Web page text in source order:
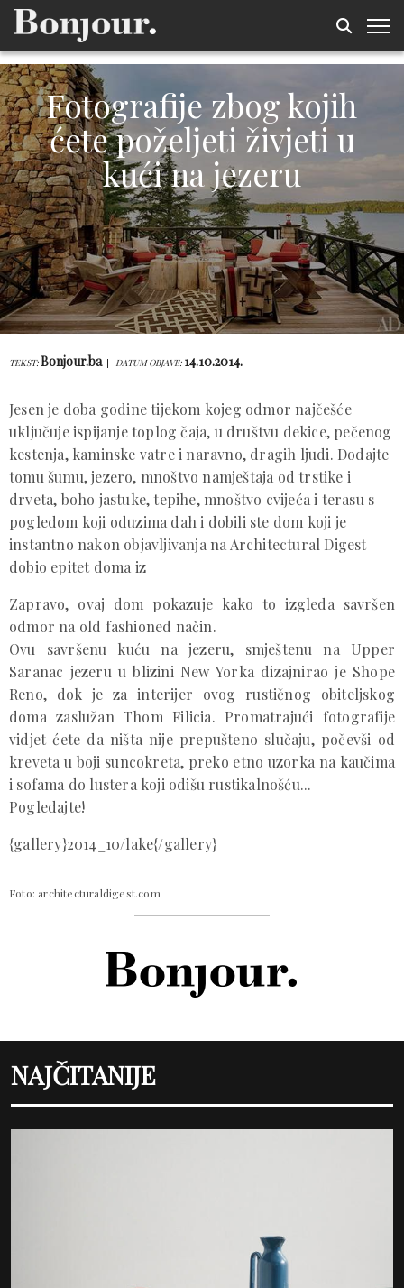
Fotografije zbog kojih
ćete poželjeti živjeti u
kući na jezeru
TEKST:Bonjour.ba DATUM OBJAVE: 14.10.2014.
Jesen je doba godine tijekom kojeg odmor najčešće
uključuje ispijanje toplog čaja, u društvu dekice, pečenog
kestenja, kaminske vatre i naravno, dragih ljudi. Dodajte
tomu šumu, jezero, mnoštvo namještaja od trstike i
drveta, boho jastuke, tepihe, mnoštvo cvijeća i terasu s
pogledom koji oduzima dah i dobili ste dom koji je
instantno nakon objavljivanja na Architectural Digest
dobio epitet doma iz
Zapravo, ovaj dom pokazuje kako to izgleda savršen
odmor na old fashioned način.
Ovu savršenu kuću na jezeru, smještenu na Upper
Saranac jezeru u blizini New Yorka dizajnirao je Shope
Reno, dok je za interijer ovog rustičnog obiteljskog
doma zaslužan Thom Filicia. Promatrajući fotografije
vidjet ćete da ništa nije prepušteno slučaju, počevši od
kreveta u boji suncokreta, preko etno uzorka na kaučima
i sofama do lustera koji odišu rustikalnošću...
Pogledajte!
{gallery}2014_10/lake{/gallery}
Foto: architecturaldigest.com
NAJČITANIJE